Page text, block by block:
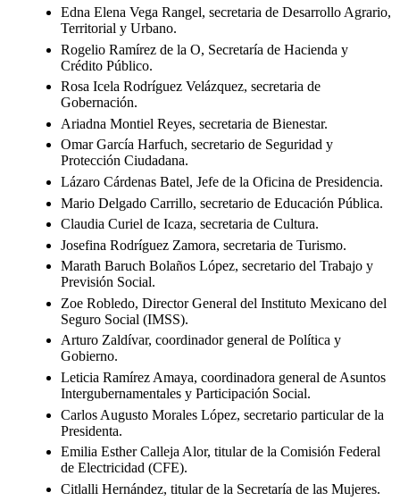
Edna Elena Vega Rangel, secretaria de Desarrollo Agrario,
Territorial y Urbano.
Rogelio Ramírez de la O, Secretaría de Hacienda y
Crédito Público.
Rosa Icela Rodríguez Velázquez, secretaria de
Gobernación.
Ariadna Montiel Reyes, secretaria de Bienestar.
Omar García Harfuch, secretario de Seguridad y
Protección Ciudadana.
Lázaro Cárdenas Batel, Jefe de la Oficina de Presidencia.
Mario Delgado Carrillo, secretario de Educación Pública.
Claudia Curiel de Icaza, secretaria de Cultura.
Josefina Rodríguez Zamora, secretaria de Turismo.
Marath Baruch Bolaños López, secretario del Trabajo y
Previsión Social.
Zoe Robledo, Director General del Instituto Mexicano del
Seguro Social (IMSS).
Arturo Zaldívar, coordinador general de Política y
Gobierno.
Leticia Ramírez Amaya, coordinadora general de Asuntos
Intergubernamentales y Participación Social.
Carlos Augusto Morales López, secretario particular de la
Presidenta.
Emilia Esther Calleja Alor, titular de la Comisión Federal
de Electricidad (CFE).
Citlalli Hernández, titular de la Secretaría de las Mujeres.